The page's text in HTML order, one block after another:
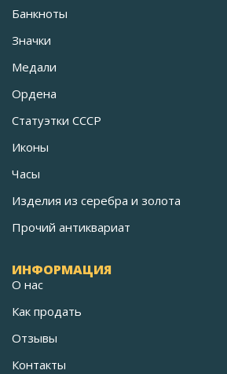
Банкноты
Значки
Медали
Ордена
Статуэтки СССР
Иконы
Часы
Изделия из серебра и золота
Прочий антиквариат
ИНФОРМАЦИЯ
О нас
Как продать
Отзывы
Контакты